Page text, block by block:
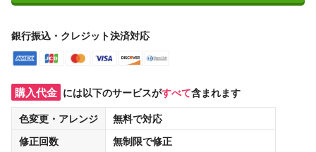
銀行振込・クレジット決済対応
購入代金 には以下のサービスがすべて含まれます
色変更・アレンジ
無料で対応
修正回数
無制限で修正